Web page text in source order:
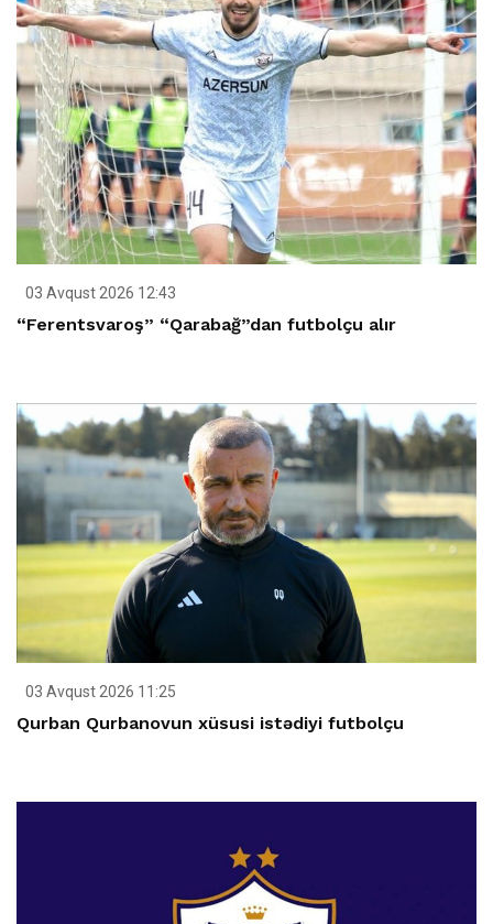
03 Avqust 2026 12:43
“Ferentsvaroş” “Qarabağ”dan futbolçu alır
03 Avqust 2026 11:25
Qurban Qurbanovun xüsusi istədiyi futbolçu